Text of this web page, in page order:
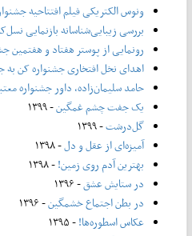
ونوس الکتریکی فیلم افتتاحیه
بررسی زیبایی‌شناسانه بازنمایی
رونمایی از پوستر هفتاد و هفتمین
اهدای نخل افتخاری جشنواره کن به
حامد سلیمان‌زاده، داور جشنواره
یک جفت چشم غمگین- ۱۳۹۹
گل‌درشت- ۱۳۹۹
آمیزه‌ای از عقل و دل- ۱۳۹۸
بهترین آدم روی زمین!- ۱۳۹۸
در ستایش عشق- ۱۳۹۶
در بطن اجتماع خشمگین- ۱۳۹۶
عکاس اسطوره‌ها!- ۱۳۹۵